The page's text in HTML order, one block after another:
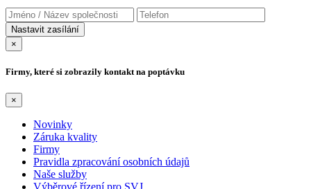
×
Firmy, které si zobrazily kontakt na poptávku
×
Novinky
Záruka kvality
Firmy
Pravidla zpracování osobních údajů
Naše služby
Výběrové řízení pro SVJ